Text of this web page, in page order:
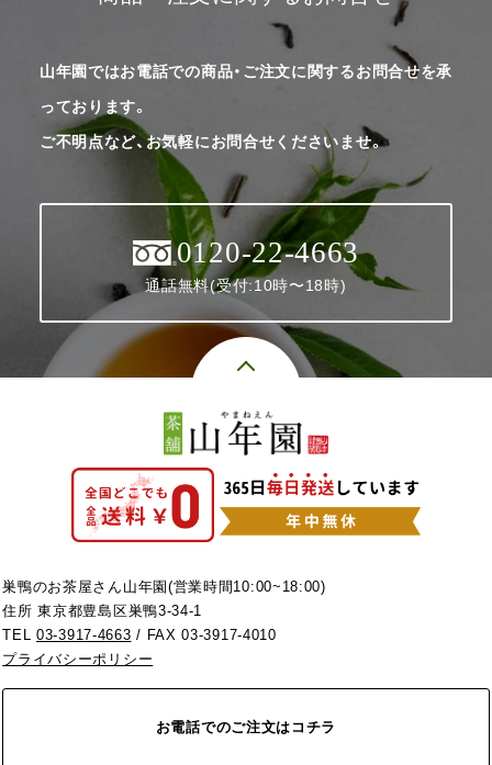
山年園ではお電話での商品・ご注文に関するお問合せを承
っております。
ご不明点など、お気軽にお問合せくださいませ。
0120-22-4663
通話無料(受付:10時〜18時)
巣鴨のお茶屋さん山年園(営業時間10:00~18:00)
住所 東京都豊島区巣鴨3-34-1
TEL03-3917-4663 / FAX 03-3917-4010
プライバシーポリシー
お電話でのご注文はコチラ